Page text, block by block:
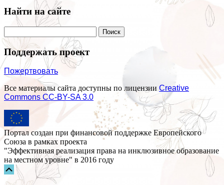
Найти на сайте
Поддержать проект
Пожертвовать
Все материалы сайта доступны по лицензии Creative
Commons СС-BY-SA 3.0
Портал создан при финансовой поддержке Европейского
Союза в рамках проекта
"Эффективная реализация права на инклюзивное образование
на местном уровне" в 2016 году
Прокрутка
вверх